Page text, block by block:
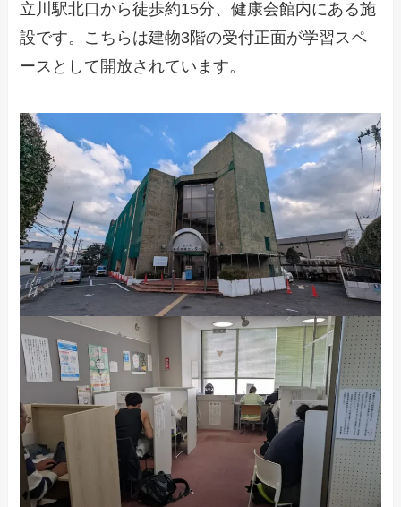
立川駅北口から徒歩約15分、健康会館内にある施
設です。こちらは建物3階の受付正面が学習スペ
ースとして開放されています。